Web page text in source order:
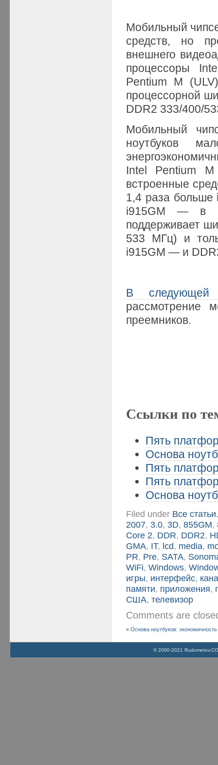
Мобильный
средств, но
внешнего
процессоры
Pentium M
процессорной
DDR2 333/400/
Мобильный
ноутбуков
Intel Pentium
встроенные
1,4 раза больше
i915GM — в 2
поддерживает
533 МГц) и
i915GM — и
В следующей
рассмотрение
преемников.
Ссылки по
Пять
Основа
Пять
Пять
Основа
Filed under Все статьи
2007, 3.0, 3D,855GM,
Core 2, DDR, DDR2,
GMA, IT, lcd, media,
PR, Pre, SATA,
WiFi,Windows,
игры, интерфейс,
памяти, приложения,
США,телевизор
Comments are
«Основа ноутбуков:
© 2000-2021